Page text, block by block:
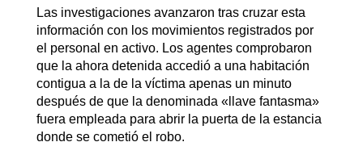
Las investigaciones avanzaron tras cruzar esta
información con los movimientos registrados por
el personal en activo. Los agentes comprobaron
que la ahora detenida accedió a una habitación
contigua a la de la víctima apenas un minuto
después de que la denominada «llave fantasma»
fuera empleada para abrir la puerta de la estancia
donde se cometió el robo.